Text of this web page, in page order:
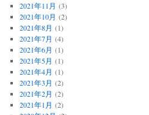
2021年11月 (3)
2021年10月 (2)
2021年8月 (1)
2021年7月 (4)
2021年6月 (1)
2021年5月 (1)
2021年4月 (1)
2021年3月 (2)
2021年2月 (2)
2021年1月 (2)